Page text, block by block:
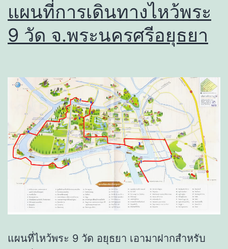
แผนที่การเดินทางไหว้พระ
9 วัด จ.พระนครศรีอยุธยา
แผนที่ไหว้พระ 9 วัด อยุธยา เอามาฝากสำหรับ